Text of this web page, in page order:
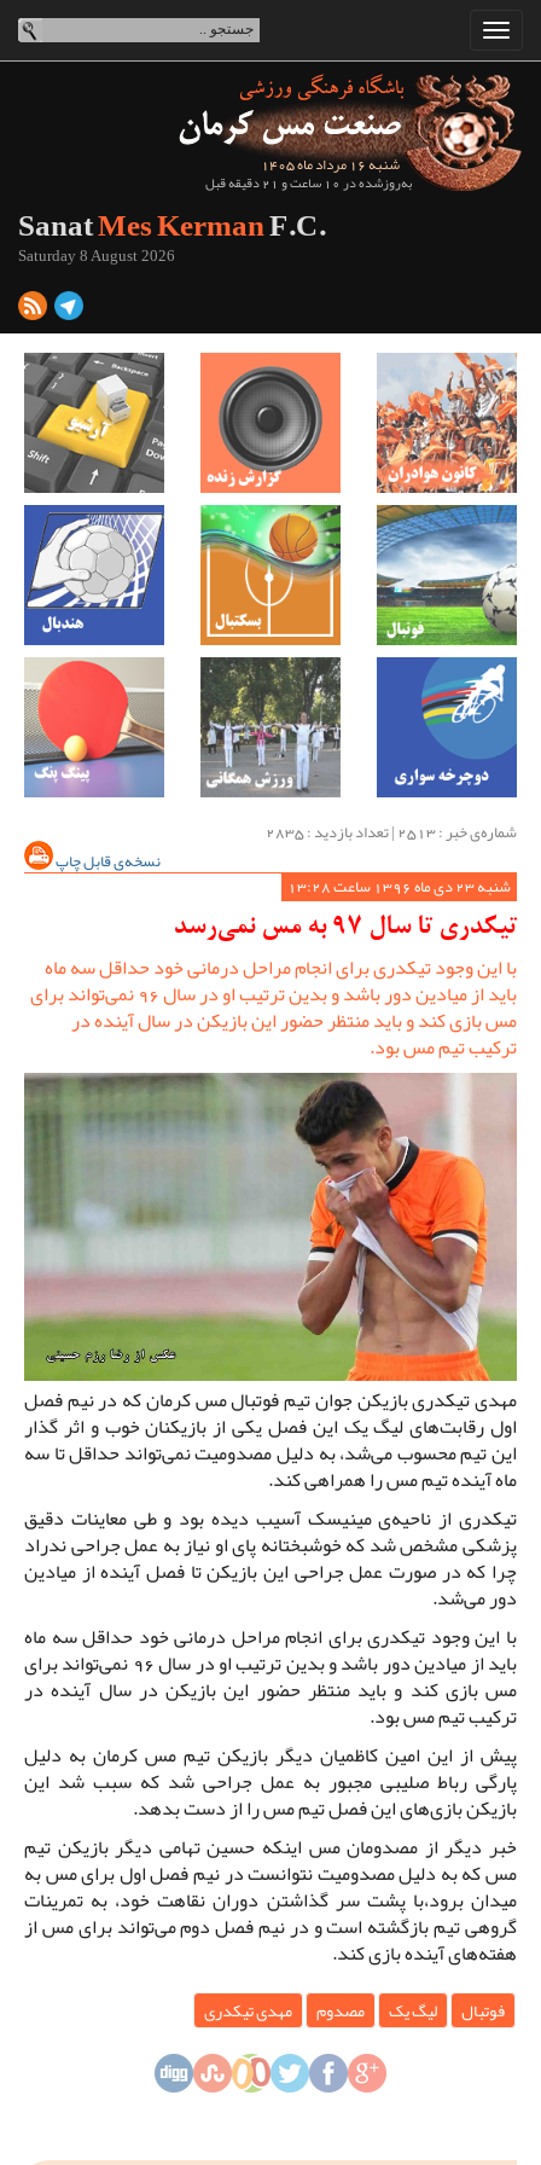
شنبه 16 مرداد ماه 1405
به‌روزشده در 10 ساعت و 21 دقیقه قبل
SanatMes KermanF.C.
Saturday 8 August 2026
شماره‌ی خبر : ‌2513 | تعداد بازدید : 2835
نسخه‌ی قابل چاپ
شنبه 23 دی ماه 1396 ساعت 13:28
تیکدری تا سال 97 به مس نمی‌رسد
با این وجود تیکدری برای انجام مراحل درمانی خود حداقل سه ماه
باید از میادین دور باشد و بدین ترتیب او در سال 96 نمی‌تواند برای
مس بازی کند و باید منتظر حضور این بازیکن در سال آینده در
ترکیب تیم مس بود.
مهدی تیکدری بازیکن جوان تیم فوتبال مس کرمان که در نیم فصل
اول رقابت‌های لیگ یک این فصل یکی از بازیکنان خوب و اثر گذار
این تیم محسوب می‌شد، به دلیل مصدومیت نمی‌تواند حداقل تا سه
ماه آینده تیم مس را همراهی کند.
تیکدری از ناحیه‌ی مینیسک آسیب دیده بود و طی معاینات دقیق
پزشکی مشخص شد که خوشبختانه پای او نیاز به عمل جراحی ندراد
چرا که در صورت عمل جراحی این بازیکن تا فصل آینده از میادین
دور می‌شد.
با این وجود تیکدری برای انجام مراحل درمانی خود حداقل سه ماه
باید از میادین دور باشد و بدین ترتیب او در سال 96 نمی‌تواند برای
مس بازی کند و باید منتظر حضور این بازیکن در سال آینده در
ترکیب تیم مس بود.
پیش از این امین کاظمیان دیگر بازیکن تیم مس کرمان به دلیل
پارگی رباط صلیبی مجبور به عمل جراحی شد که سبب شد این
بازیکن بازی‌های این فصل تیم مس را از دست بدهد.
خبر دیگر از مصدومان مس اینکه حسین تهامی دیگر بازیکن تیم
مس که به دلیل مصدومیت نتوانست در نیم فصل اول برای مس به
میدان برود،با پشت سر گذاشتن دوران نقاهت خود، به تمرینات
گروهی تیم بازگشته است و در نیم فصل دوم می‌تواند برای مس از
هفته‌های آینده بازی کند.
فوتبال لیگ یک مصدوم مهدی تیکدری